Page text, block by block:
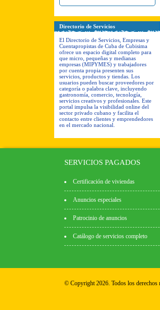
Directorio de Servicios
El Directorio de Servicios, Empresas y
Cuentapropistas de Cuba de Cubisima
ofrece un espacio digital completo para
que micro, pequeñas y medianas
empresas (MIPYMES) y trabajadores
por cuenta propia presenten sus
servicios, productos y tiendas. Los
usuarios pueden buscar proveedores por
categoría o palabra clave, incluyendo
gastronomía, comercio, tecnología,
servicios creativos y profesionales. Este
portal impulsa la visibilidad online del
sector privado cubano y facilita el
contacto entre clientes y emprendedores
en el mercado nacional.
SERVICIOS PAGADOS
Certificación de viviendas
Anuncios especiales
Patrocinio de anuncios
Catálogo de servicios completo
© Copyright 2026. Todos los derechos